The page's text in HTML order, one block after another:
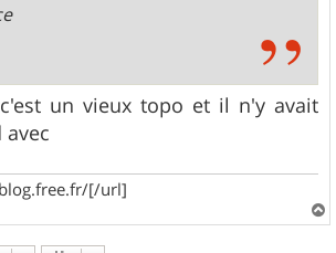
un vieux topo et il n'y avait
[/url]
a